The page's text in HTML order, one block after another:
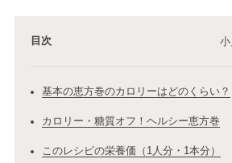
目次
基本の恵方巻のカロリーはどのくらい？
カロリー・糖質オフ！ヘルシー恵方巻
このレシピの栄養価（1人分・1本分）